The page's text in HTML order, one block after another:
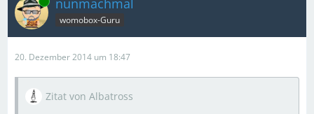
nunmachmal
womobox-Guru
20. Dezember 2014 um 18:47
Zitat von Albatross